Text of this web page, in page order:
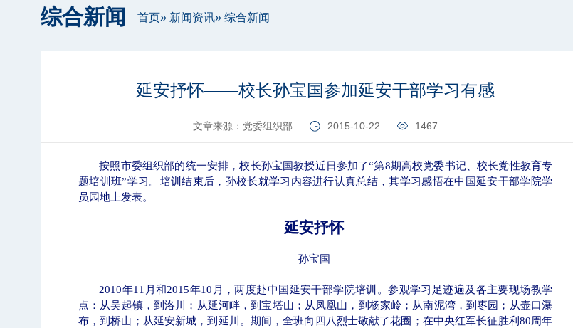
综合新闻 首页» 新闻资讯» 综合新闻
延安抒怀——校长孙宝国参加延安干部学习有感
文章来源：党委组织部 2015-10-22 1467
按照市委组织部的统一安排，校长孙宝国教授近日参加了“第8期高校党委书记、校长党性教育专
题培训班”学习。培训结束后，孙校长就学习内容进行认真总结，其学习感悟在中国延安干部学院学
员园地上发表。
延安抒怀
孙宝国
2010年11 月和2015年10 月，两度赴中国延安干部学院培训。参观学习足迹遍及各主要现场教学
点：从吴起镇，到洛川；从延河畔，到宝塔山；从凤凰山，到杨家岭；从南泥湾，到枣园；从壶口瀑
布，到桥山；从延安新城，到延川。期间，全班向四八烈士敬献了花圈；在中央红军长征胜利 80周年